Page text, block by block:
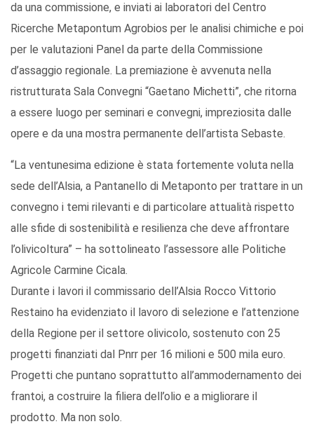
da una commissione, e inviati ai laboratori del Centro
Ricerche Metapontum Agrobios per le analisi chimiche e poi
per le valutazioni Panel da parte della Commissione
d’assaggio regionale. La premiazione è avvenuta nella
ristrutturata Sala Convegni “Gaetano Michetti”, che ritorna
a essere luogo per seminari e convegni, impreziosita dalle
opere e da una mostra permanente dell’artista Sebaste.
“La ventunesima edizione è stata fortemente voluta nella
sede dell’Alsia, a Pantanello di Metaponto per trattare in un
convegno i temi rilevanti e di particolare attualità rispetto
alle sfide di sostenibilità e resilienza che deve affrontare
l’olivicoltura” – ha sottolineato l’assessore alle Politiche
Agricole Carmine Cicala.
Durante i lavori il commissario dell’Alsia Rocco Vittorio
Restaino ha evidenziato il lavoro di selezione e l’attenzione
della Regione per il settore olivicolo, sostenuto con 25
progetti finanziati dal Pnrr per 16 milioni e 500 mila euro.
Progetti che puntano soprattutto all’ammodernamento dei
frantoi, a costruire la filiera dell’olio e a migliorare il
prodotto. Ma non solo.